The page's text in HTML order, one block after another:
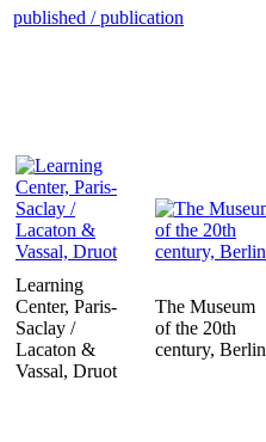
published / publication
Learning
Center, Paris-
Saclay /
Lacaton &
Vassal, Druot
The Museum
of the 20th
century, Berlin